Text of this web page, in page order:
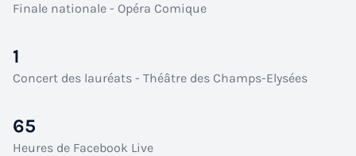
Finale nationale - Opéra Comique
1
Concert des lauréats - Théâtre des Champs-Elysées
65
Heures de Facebook Live